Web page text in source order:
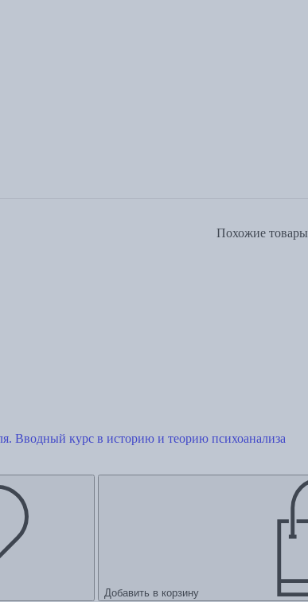
Похожие товары
Вводный курс в историю и теорию психоанализа
Добавить в корзину